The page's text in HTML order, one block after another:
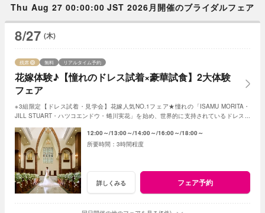
Thu Aug 27 00:00:00 JST 2026月開催のブライダルフェア
8/27 (木)
花嫁体験♪【憧れのドレス試着×豪華試食】2大体験
フェア
残席 無料 リアルタイム予約
※3組限定【ドレス試着・見学会】花嫁人気NO.1フェア★憧れの「ISAMU MORITA・
JILL STUART・ハツコエンドウ・蜷川実花」を始め、世界的に支持されているドレスと
12:00～ 13:00～ 14:00～ 16:00～ 18:00～
3時間程度
詳しくみる フェア予約